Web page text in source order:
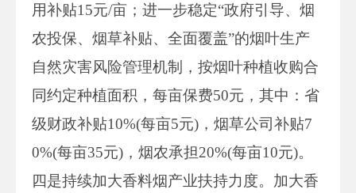
用补贴15元/亩；进一步稳定“政府引导、烟
农投保、烟草补贴、全面覆盖”的烟叶生产
自然灾害风险管理机制，按烟叶种植收购合
同约定种植面积，每亩保费50元，其中：省
级财政补贴10%(每亩5元)，烟草公司补贴7
0%(每亩35元)，烟农承担20%(每亩10元)。
四是持续加大香料烟产业扶持力度。加大香